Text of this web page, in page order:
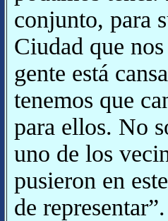
conjunto, para
Ciudad que
gente está
tenemos que
para ellos. No
uno de los
pusieron en
de representar”.